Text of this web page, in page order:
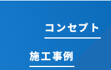
コンセプト
施工事例